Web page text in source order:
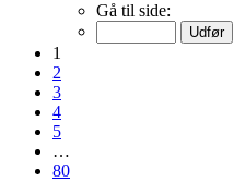
Gå til side:
1
2
3
4
5
…
80